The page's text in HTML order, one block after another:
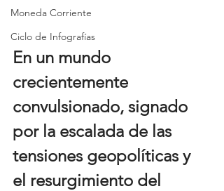
Moneda Corriente
Ciclo de Infografías
En un mundo
crecientemente
convulsionado, signado
por la escalada de las
tensiones geopolíticas y
el resurgimiento del